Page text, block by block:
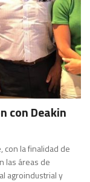
con Deakin
con la finalidad de
las áreas de
agroindustrial y